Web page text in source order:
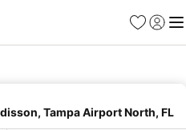
Favoriter
Logga
Tampa Airport North, FL